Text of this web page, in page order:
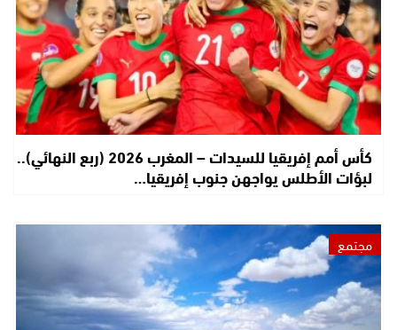
كأس أمم إفريقيا للسيدات – المغرب 2026 (ربع النهائي)..
لبؤات الأطلس يواجهن جنوب إفريقيا…
مجتمع